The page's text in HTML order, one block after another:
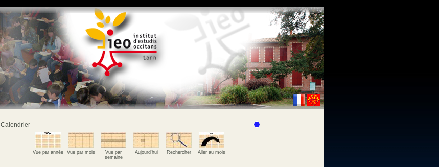
Calendrier
Vue par année Vue par mois
Vue par
semaine
Aujourd'hui Rechercher Aller au mois